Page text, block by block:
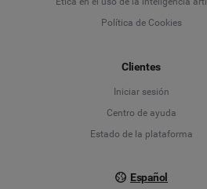
Política de Cookies
Clientes
Iniciar sesión
Centro de ayuda
Estado de la plataforma
Español